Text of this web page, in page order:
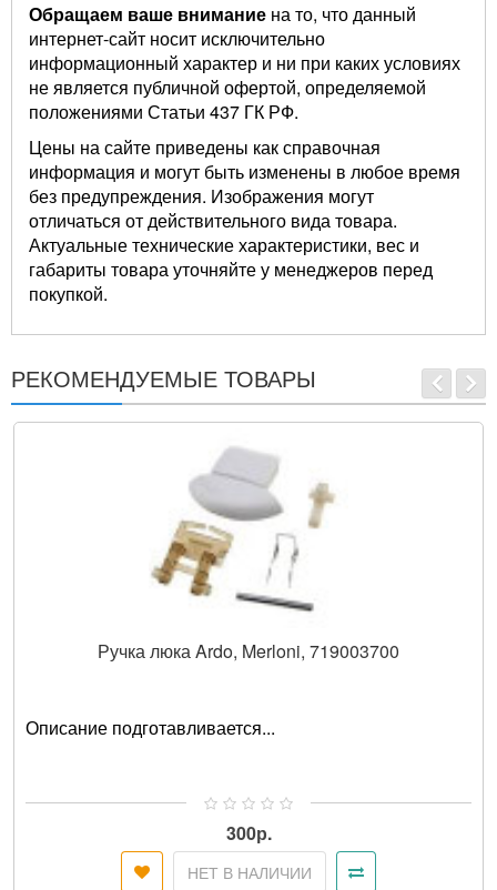
Обращаем ваше внимание на то, что данный
интернет-сайт носит исключительно
информационный характер и ни при каких условиях
не является публичной офертой, определяемой
положениями Статьи 437 ГК РФ.
Цены на сайте приведены как справочная
информация и могут быть изменены в любое время
без предупреждения. Изображения могут
отличаться от действительного вида товара.
Актуальные технические характеристики, вес и
габариты товара уточняйте у менеджеров перед
покупкой.
РЕКОМЕНДУЕМЫЕ ТОВАРЫ
Ручка люка Ardo, Merloni, 719003700
Описание подготавливается...
300р.
НЕТ В НАЛИЧИИ